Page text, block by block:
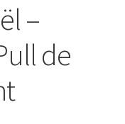
–
de